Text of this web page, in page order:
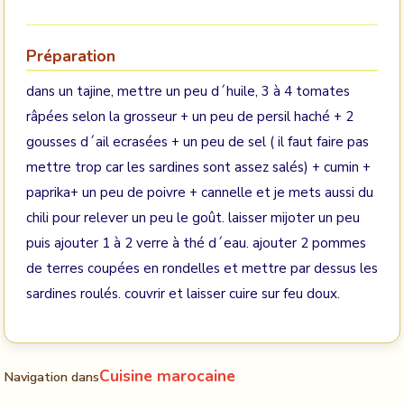
Préparation
dans un tajine, mettre un peu d´huile, 3 à 4 tomates
râpées selon la grosseur + un peu de persil haché + 2
gousses d´ail ecrasées + un peu de sel ( il faut faire pas
mettre trop car les sardines sont assez salés) + cumin +
paprika+ un peu de poivre + cannelle et je mets aussi du
chili pour relever un peu le goût. laisser mijoter un peu
puis ajouter 1 à 2 verre à thé d´eau. ajouter 2 pommes
de terres coupées en rondelles et mettre par dessus les
sardines roulés. couvrir et laisser cuire sur feu doux.
Navigation dansCuisine marocaine